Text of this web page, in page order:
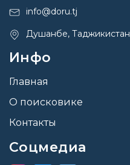
info@doru.tj
Душанбе, Таджикистан
Инфо
Главная
О поисковике
Контакты
Соцмедиа